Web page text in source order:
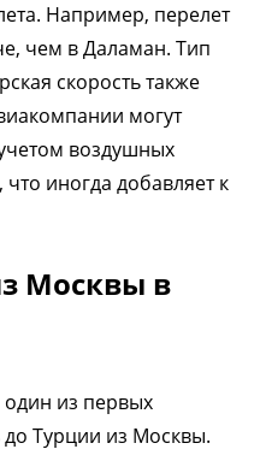
Например, перелет
чем в Даламан. Тип
скорость также
могут
воздушных
иногда добавляет к
Москвы в
из первых
Турции из Москвы.